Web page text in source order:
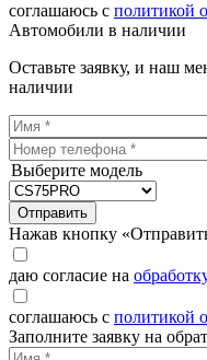
соглашаюсь с политикой
Автомобили в наличии
Оставьте заявку, и наш
наличии
Выберите модель
Отправить
Нажав кнопку
даю согласие на
соглашаюсь с политикой
Заполните заявку на